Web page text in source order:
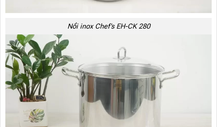
Nồi inox Chef’s EH-CK 280